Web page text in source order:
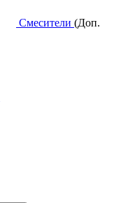
Смесители (Доп.